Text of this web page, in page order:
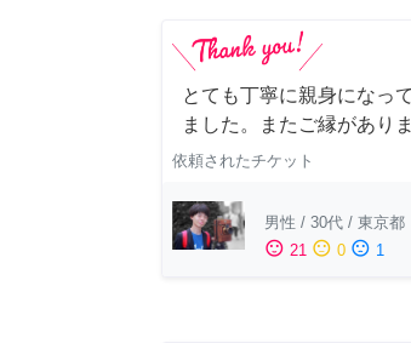
とても丁寧に親身になっ
ました。またご縁があり
依頼されたチケット
男性 / 30代 / 東京都
sentiment_satisfied 21 sentiment_neutral 0 sentiment_dissatisfied 1